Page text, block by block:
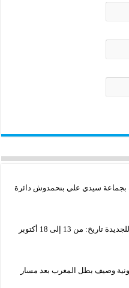
بجماعة سيدي علي بنحمدوش دائرة
الدورة السابعة عشرة لمعرض الفرس للجديدة تاريخ: من 13 إلى 18 أكتوبر
وصيف بطل المغرب بعد مسار